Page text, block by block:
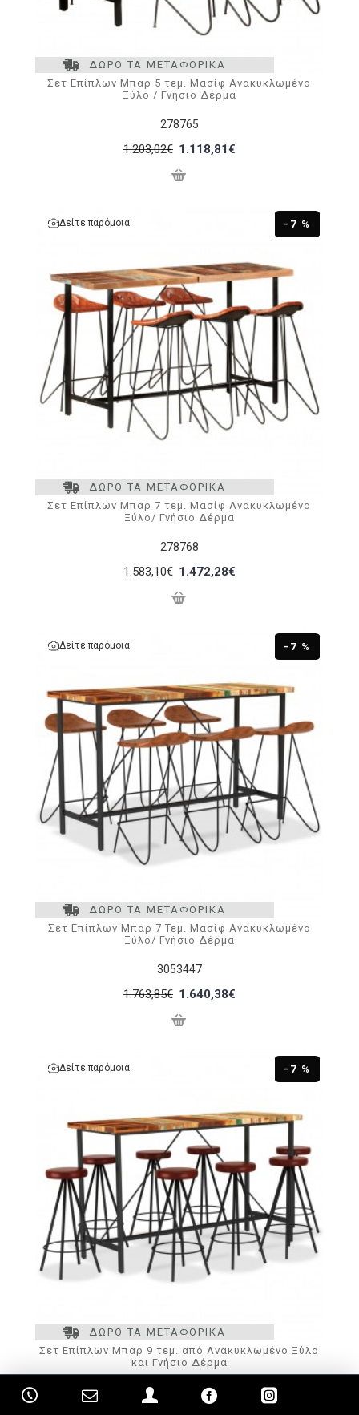
ΔΩΡΟ ΤΑ ΜΕΤΑΦΟΡΙΚΑ
278765
Σετ Επίπλων Μπαρ 5 τεμ. Μασίφ Ανακυκλωμένο
Ξύλο / Γνήσιο Δέρμα
1.203,02€ 1.118,81€
ΔΩΡΟ ΤΑ ΜΕΤΑΦΟΡΙΚΑ
-7 %
Δείτε παρόμοια
278768
Σετ Επίπλων Μπαρ 7 τεμ. Μασίφ Ανακυκλωμένο
Ξύλο/ Γνήσιο Δέρμα
1.583,10€ 1.472,28€
ΔΩΡΟ ΤΑ ΜΕΤΑΦΟΡΙΚΑ
-7 %
Δείτε παρόμοια
3053447
Σετ Επίπλων Μπαρ 7 Τεμ. Μασίφ Ανακυκλωμένο
Ξύλο/ Γνήσιο Δέρμα
1.763,85€ 1.640,38€
ΔΩΡΟ ΤΑ ΜΕΤΑΦΟΡΙΚΑ
-7 %
Δείτε παρόμοια
3053444
Σετ Επίπλων Μπαρ 9 τεμ. από Ανακυκλωμένο Ξύλο
και Γνήσιο Δέρμα